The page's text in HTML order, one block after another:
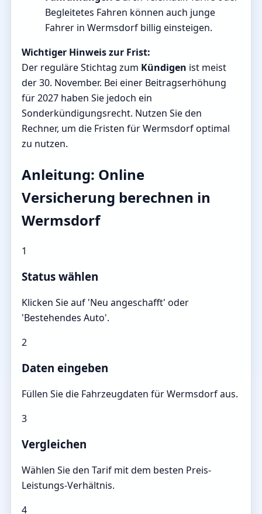
Begleitetes Fahren können auch junge
Fahrer in Wermsdorf billig einsteigen.
Wichtiger Hinweis zur Frist:
Der reguläre Stichtag zum Kündigen ist meist
der 30. November. Bei einer Beitragserhöhung
für 2027 haben Sie jedoch ein
Sonderkündigungsrecht. Nutzen Sie den
Rechner, um die Fristen für Wermsdorf optimal
zu nutzen.
Anleitung: Online
Versicherung berechnen in
Wermsdorf
1
Status wählen
Klicken Sie auf 'Neu angeschafft' oder
'Bestehendes Auto'.
2
Daten eingeben
Füllen Sie die Fahrzeugdaten für Wermsdorf aus.
3
Vergleichen
Wählen Sie den Tarif mit dem besten Preis-
Leistungs-Verhältnis.
4